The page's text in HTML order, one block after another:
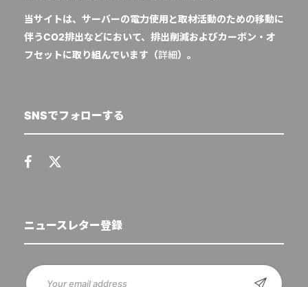
当サイトは、サーバーの電力使用と取材活動のための移動に
伴うCO2排出などにおいて、排出削減およびカーボン・オ
フセットに取り組んでいます（詳細）。
SNSでフォローする
ニュースレター登録